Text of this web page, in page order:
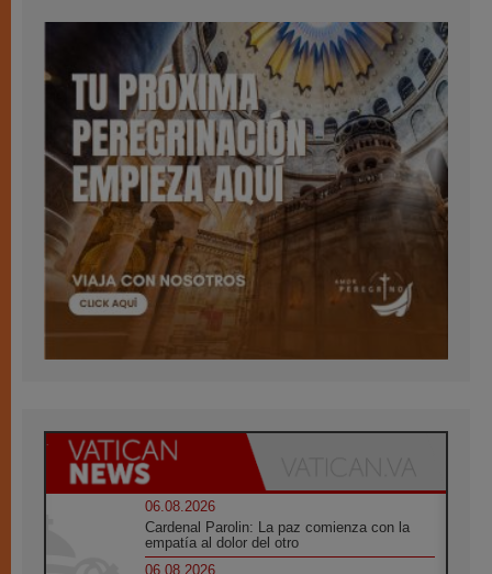
06.08.2026
Cardenal Parolin: La paz comienza con la
empatía al dolor del otro
06.08.2026